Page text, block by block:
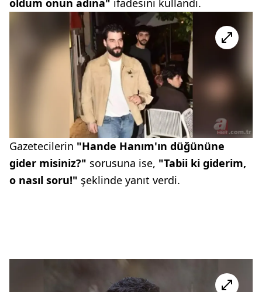
Gazetecilerin "Hande Hanım'ın düğününe
gider misiniz?" sorusuna ise, "Tabii ki giderim,
o nasıl soru!" şeklinde yanıt verdi.